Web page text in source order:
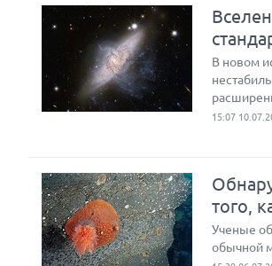
В новом
15:07
того,
Ученые
обычной